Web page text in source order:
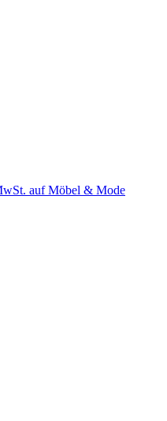
auf Möbel & Mode